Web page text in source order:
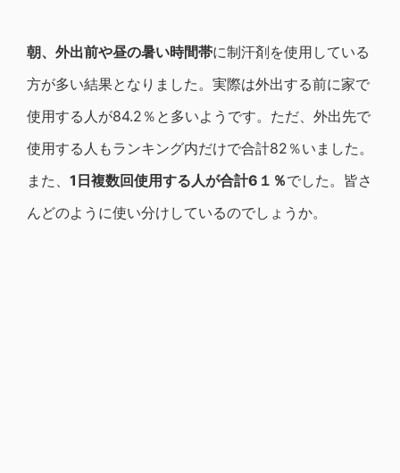
朝、外出前や昼の暑い時間帯に制汗剤を使用している
方が多い結果となりました。実際は外出する前に家で
使用する人が84.2％と多いようです。ただ、外出先で
使用する人もランキング内だけで合計82％いました。
また、 1日複数回使用する人が合計6１％でした。皆さ
んどのように使い分けしているのでしょうか。